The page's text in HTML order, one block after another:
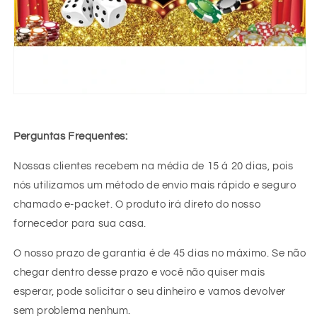
Perguntas Frequentes:
Nossas clientes recebem na média de 15 á 20 dias, pois
nós utilizamos um método de envio mais rápido e seguro
chamado e-packet. O produto irá direto do nosso
fornecedor para sua casa.
O nosso prazo de garantia é de 45 dias no máximo. Se não
chegar dentro desse prazo e você não quiser mais
esperar, pode solicitar o seu dinheiro e vamos devolver
sem problema nenhum.